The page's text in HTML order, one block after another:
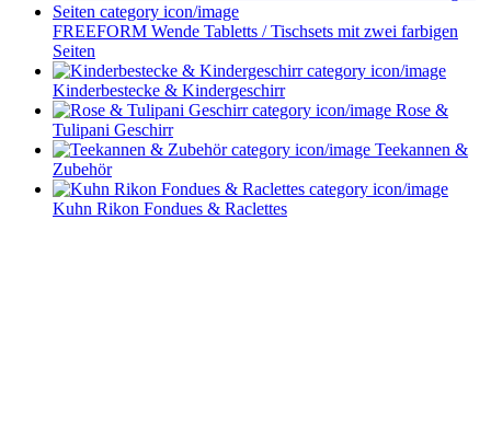
FREEFORM Wende Tabletts / Tischsets mit zwei farbigen
Seiten
Kinderbestecke & Kindergeschirr
Rose &
Tulipani Geschirr
Teekannen &
Zubehör
Kuhn Rikon Fondues & Raclettes